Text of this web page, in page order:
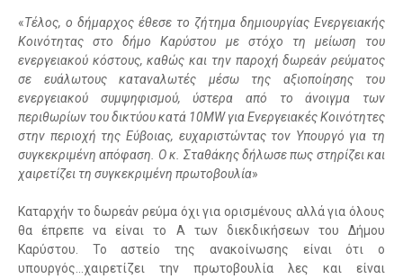
«Τέλος, ο δήμαρχος έθεσε το ζήτημα δημιουργίας Ενεργειακής
Κοινότητας στο δήμο Καρύστου με στόχο τη μείωση του
ενεργειακού κόστους, καθώς και την παροχή δωρεάν ρεύματος
σε ευάλωτους καταναλωτές μέσω της αξιοποίησης του
ενεργειακού συμψηφισμού, ύστερα από το άνοιγμα των
περιθωρίων του δικτύου κατά 10MW για Ενεργειακές Κοινότητες
στην περιοχή της Εύβοιας, ευχαριστώντας τον Υπουργό για τη
συγκεκριμένη απόφαση. Ο κ. Σταθάκης δήλωσε πως στηρίζει και
χαιρετίζει τη συγκεκριμένη πρωτοβουλία»
Καταρχήν το δωρεάν ρεύμα όχι για ορισμένους αλλά για όλους
θα έπρεπε να είναι το Α των διεκδικήσεων του Δήμου
Καρύστου. Το αστείο της ανακοίνωσης είναι ότι ο
υπουργός...χαιρετίζει την πρωτοβουλία λες και είναι